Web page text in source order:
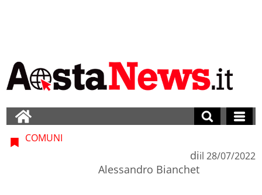
COMUNI
di
Alessandro Bianchet
il 28/07/2022